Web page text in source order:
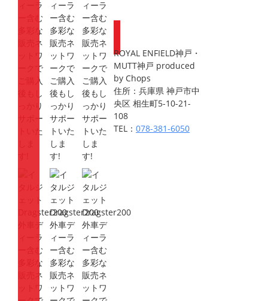
もらえます
ROYAL ENFIELD神戸・
MUTT神戸 produced
by Chops
住所：兵庫県 神戸市中
央区 相生町5-10-21-
108
TEL： 078-381-6050